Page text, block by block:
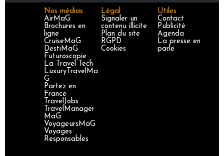
Nos médias
AirMaG
Brochures en
ligne
CruiseMaG
DestiMaG
Futuroscopie
La Travel Tech
LuxuryTravelMa
G
Partez en
France
TravelJobs
TravelManager
MaG
VoyageursMaG
Voyages
Responsables
Légal
Signaler un
contenu illicite
Plan du site
RGPD
Cookies
Utiles
Contact
Publicité
Agenda
La presse en
parle